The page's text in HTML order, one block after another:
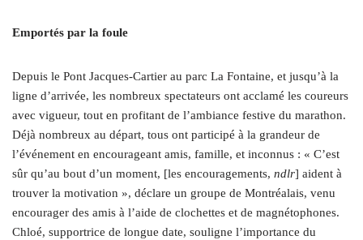
Emportés par la foule
Depuis le Pont Jacques-Cartier au parc La Fontaine, et jusqu’à la
ligne d’arrivée, les nombreux spectateurs ont acclamé les coureurs
avec vigueur, tout en profitant de l’ambiance festive du marathon.
Déjà nombreux au départ, tous ont participé à la grandeur de
l’événement en encourageant amis, famille, et inconnus : « C’est
sûr qu’au bout d’un moment, [les encouragements, ndlr] aident à
trouver la motivation », déclare un groupe de Montréalais, venu
encourager des amis à l’aide de clochettes et de magnétophones.
Chloé, supportrice de longue date, souligne l’importance du